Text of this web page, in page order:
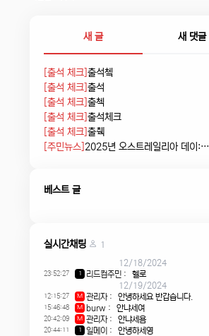
새 글 새 댓글
[출석 체크] 출석쳌
[출석 체크] 출석
[출석 체크] 출첵
[출석 체크] 출석체크
[출석 체크] 출췍
[주민뉴스] 2025년 오스트레일리아 데이: 침략의 날 시위에서 시민권 선서, 피크닉까지
베스트 글
실시간채팅
1
12/18/2024
23:52:27 1 리드컴주민 :
헬로
12/19/2024
12:15:27 M 관리자: 안녕하세요 반갑습니다.
15:46:48 M burw : 안냐세여
20:42:09 M 관리자: 안냐세욤
20:44:11 1 일메이 : 안녕하세영